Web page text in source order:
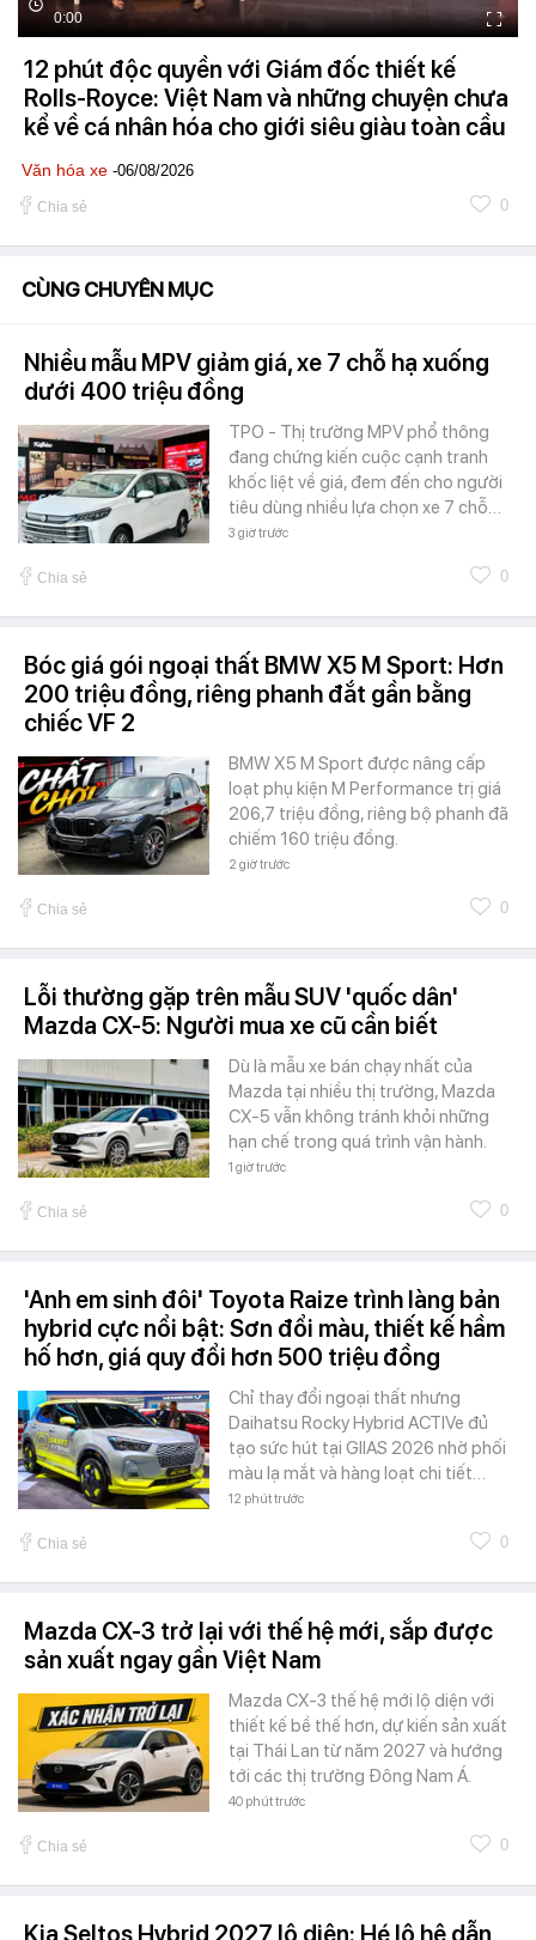
0:00
12 phút độc quyền với Giám đốc thiết kế
Rolls-Royce: Việt Nam và những chuyện chưa
kể về cá nhân hóa cho giới siêu giàu toàn cầu
Văn hóa xe -06/08/2026
Chia sẻ 0
CÙNG CHUYÊN MỤC
Nhiều mẫu MPV giảm giá, xe 7 chỗ hạ xuống
dưới 400 triệu đồng
TPO - Thị trường MPV phổ thông
đang chứng kiến cuộc cạnh tranh
khốc liệt về giá, đem đến cho người
tiêu dùng nhiều lựa chọn xe 7 chỗ…
3 giờ trước
Chia sẻ 0
Bóc giá gói ngoại thất BMW X5 M Sport: Hơn
200 triệu đồng, riêng phanh đắt gần bằng
chiếc VF 2
BMW X5 M Sport được nâng cấp
loạt phụ kiện M Performance trị giá
206,7 triệu đồng, riêng bộ phanh đã
chiếm 160 triệu đồng.
2 giờ trước
Chia sẻ 0
Lỗi thường gặp trên mẫu SUV 'quốc dân'
Mazda CX-5: Người mua xe cũ cần biết
Dù là mẫu xe bán chạy nhất của
Mazda tại nhiều thị trường, Mazda
CX-5 vẫn không tránh khỏi những
hạn chế trong quá trình vận hành.
1 giờ trước
Chia sẻ 0
'Anh em sinh đôi' Toyota Raize trình làng bản
hybrid cực nổi bật: Sơn đổi màu, thiết kế hầm
hố hơn, giá quy đổi hơn 500 triệu đồng
Chỉ thay đổi ngoại thất nhưng
Daihatsu Rocky Hybrid ACTIVe đủ
tạo sức hút tại GIIAS 2026 nhờ phối
màu lạ mắt và hàng loạt chi tiết…
12 phút trước
Chia sẻ 0
Mazda CX-3 trở lại với thế hệ mới, sắp được
sản xuất ngay gần Việt Nam
Mazda CX-3 thế hệ mới lộ diện với
thiết kế bề thế hơn, dự kiến sản xuất
tại Thái Lan từ năm 2027 và hướng
tới các thị trường Đông Nam Á.
40 phút trước
Chia sẻ 0